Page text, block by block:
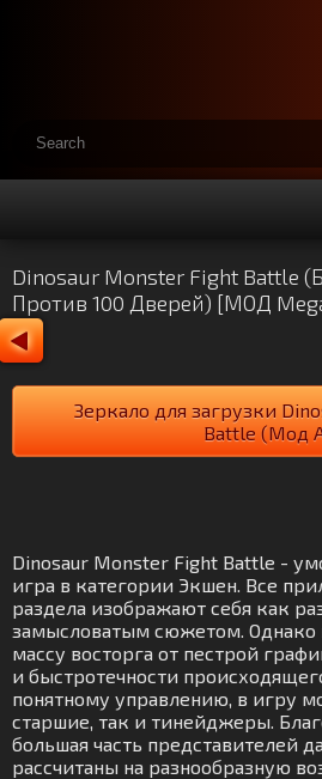
Dinosaur Monster Fight Battle
Против 100 Дверей) [МОД
Зеркало для загрузки
Battle (Мод
Dinosaur Monster Fight Battle -
игра в категории Экшен. Все
раздела изображают себя как
замысловатым сюжетом. Однако
массу восторга от пестрой
и быстротечности
понятному управлению, в игру
старшие, так и тинейджеры.
большая часть представителей
рассчитаны на разнообразную